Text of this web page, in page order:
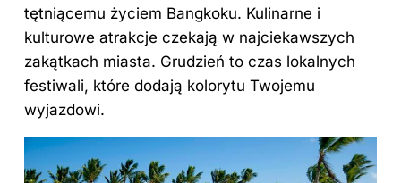
tętniącemu życiem Bangkoku. Kulinarne i
kulturowe atrakcje czekają w najciekawszych
zakątkach miasta. Grudzień to czas lokalnych
festiwali, które dodają kolorytu Twojemu
wyjazdowi.